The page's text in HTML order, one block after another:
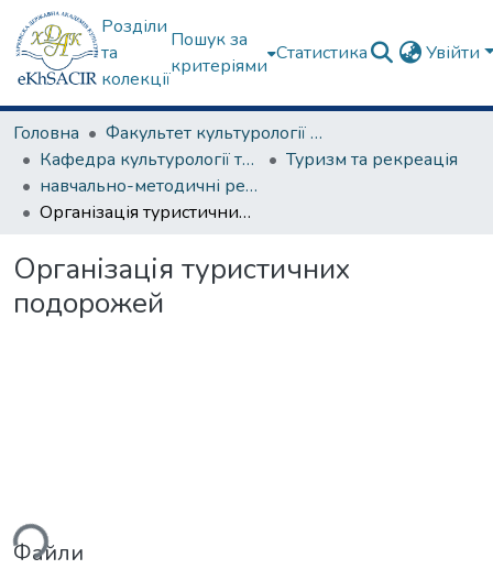
Розділи
та
колекції
Пошук за
критеріями
Статистика Увійти
Головна
Факультет культурології та соціальних комунікацій
Кафедра культурології та музеєзнавства
Туризм та рекреація
навчально-методичні рекомендації, програми дисциплін
Організація туристичних подорожей
Організація туристичних
подорожей
Файли